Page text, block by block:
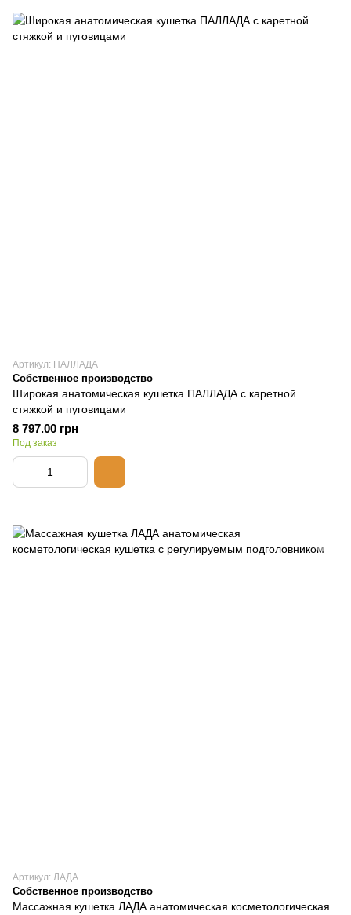
Артикул: ПАЛЛАДА
Собственное производство
Широкая анатомическая кушетка ПАЛЛАДА с каретной
стяжкой и пуговицами
8 797.00 грн
Под заказ
Артикул: ЛАДА
Собственное производство
Массажная кушетка ЛАДА анатомическая косметологическая